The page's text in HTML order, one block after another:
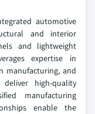
automotive
and interior
and lightweight
expertise in
manufacturing, and
high-quality
manufacturing
enable the